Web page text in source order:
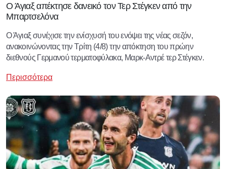
Ο Άγιαξ απέκτησε δανεικό τον Τερ Στέγκεν από την
Μπαρτσελόνα
Ο Άγιαξ συνέχισε την ενίσχυσή του ενόψει της νέας σεζόν,
ανακοινώνοντας την Τρίτη (4/8) την απόκτηση του πρώην
διεθνούς Γερμανού τερματοφύλακα, Μαρκ-Αντρέ τερ Στέγκεν.
Περισσότερα